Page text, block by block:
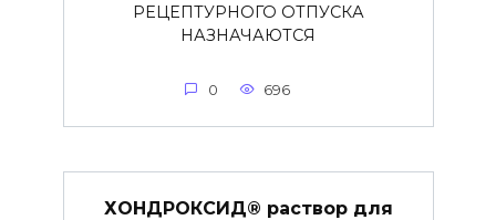
РЕЦЕПТУРНОГО ОТПУСКА
НАЗНАЧАЮТСЯ
0 696
ХОНДРОКСИД® раствор для